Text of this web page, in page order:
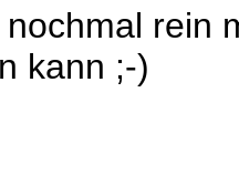
rein
kann ;-)